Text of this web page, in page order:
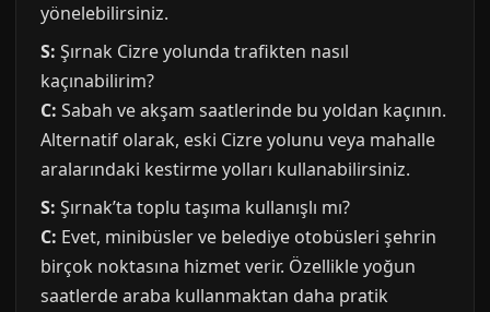
yönelebilirsiniz.
S: Şırnak Cizre yolunda trafikten nasıl
kaçınabilirim?
C: Sabah ve akşam saatlerinde bu yoldan kaçının.
Alternatif olarak, eski Cizre yolunu veya mahalle
aralarındaki kestirme yolları kullanabilirsiniz.
S: Şırnak’ta toplu taşıma kullanışlı mı?
C: Evet, minibüsler ve belediye otobüsleri şehrin
birçok noktasına hizmet verir. Özellikle yoğun
saatlerde araba kullanmaktan daha pratik